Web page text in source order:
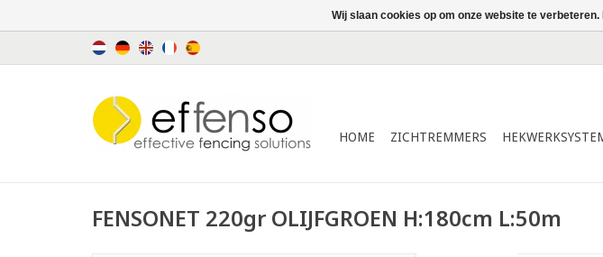
HOME ZICHTREMMERS
FENSONET 220gr OLIJFGROEN H:180cm L:50m
Wij slaan cookies op om onze website te